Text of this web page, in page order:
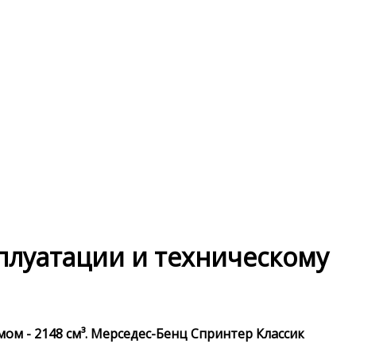
и техническому
- 2148 см³. Мерседес-Бенц Спринтер Классик